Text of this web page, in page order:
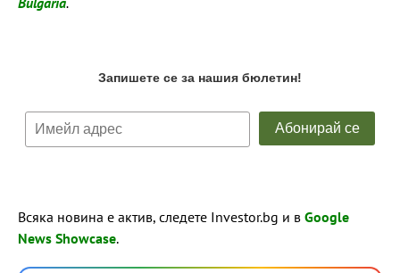
Всяка новина е актив, следете Investor.bg и в Google
News Showcase.